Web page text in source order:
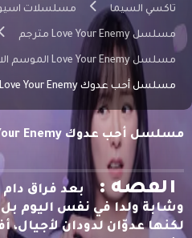
تاكسي السيما مسلسلات
مسلسل Love Your Enemy مترجم
مسلسل Love Your Enemy الموسم الاول مترجم
مسلسل أحب عدوك Love Your Enemy الحلقة 3 مترجمة
مسلسل أحب عدوك Love Your Enemy الحلقة 3 مترجمة
القصه :
وشابة ولدا في نفس اليوم
لكنها عدوّان لدودان لأجيال،